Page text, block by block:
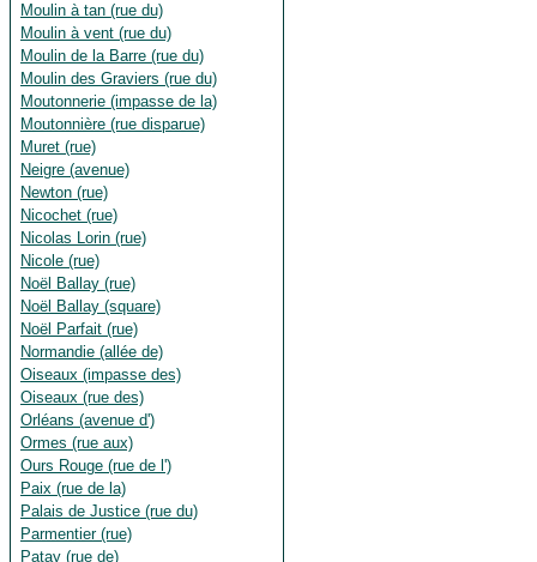
Moulin à tan (rue du)
Moulin à vent (rue du)
Moulin de la Barre (rue du)
Moulin des Graviers (rue du)
Moutonnerie (impasse de la)
Moutonnière (rue disparue)
Muret (rue)
Neigre (avenue)
Newton (rue)
Nicochet (rue)
Nicolas Lorin (rue)
Nicole (rue)
Noël Ballay (rue)
Noël Ballay (square)
Noël Parfait (rue)
Normandie (allée de)
Oiseaux (impasse des)
Oiseaux (rue des)
Orléans (avenue d')
Ormes (rue aux)
Ours Rouge (rue de l')
Paix (rue de la)
Palais de Justice (rue du)
Parmentier (rue)
Patay (rue de)